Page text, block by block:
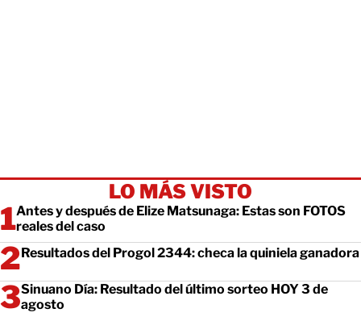
LO MÁS VISTO
Antes y después de Elize Matsunaga: Estas son FOTOS
reales del caso
Resultados del Progol 2344: checa la quiniela ganadora
Sinuano Día: Resultado del último sorteo HOY 3 de
agosto